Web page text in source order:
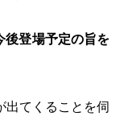
後登場予定の旨を
出てくることを伺